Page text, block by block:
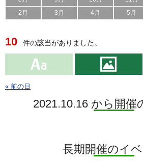
2月
3月 4月 5月
10 件の該当がありました。
« 前の日
2021.10.16 から開催
長期開催のイ